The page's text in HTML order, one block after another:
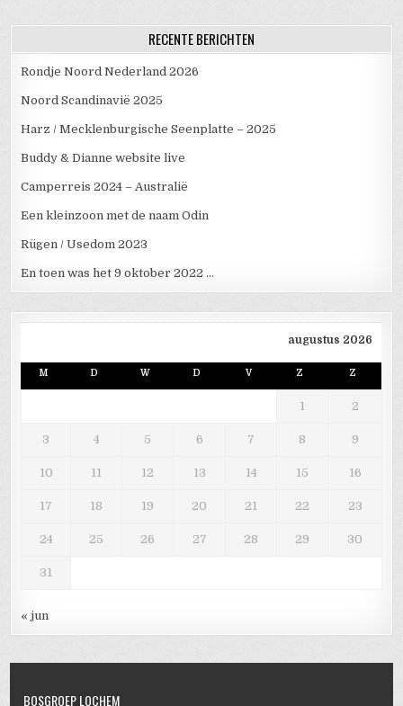
RECENTE BERICHTEN
Rondje Noord Nederland 2026
Noord Scandinavië 2025
Harz / Mecklenburgische Seenplatte – 2025
Buddy & Dianne website live
Camperreis 2024 – Australië
Een kleinzoon met de naam Odin
Rügen / Usedom 2023
En toen was het 9 oktober 2022 …
augustus 2026
M D W D V Z Z
1 2
3 4 5 6 7 8 9
10 11 12 13 14 15 16
17 18 19 20 21 22 23
24 25 26 27 28 29 30
31
« jun
BOSGROEP LOCHEM